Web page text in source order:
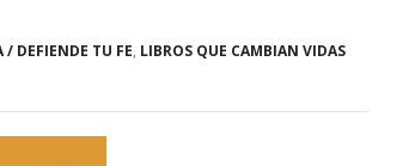
/ DEFIENDE TU FE, LIBROS QUE CAMBIAN VIDAS